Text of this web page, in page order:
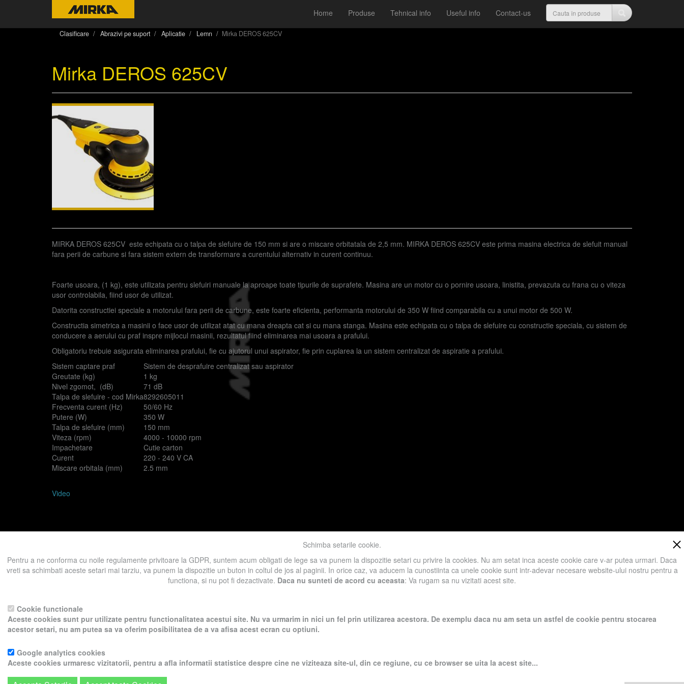
Home Produse Tehnical info Useful info Contact-us
Clasificare Abrazivi pe suport Aplicatie Lemn Mirka DEROS 625CV
Mirka DEROS 625CV
MIRKA DEROS 625CV este echipata cu o talpa de slefuire de 150 mm si are o miscare orbitatala de 2,5 mm. MIRKA DEROS 625CV este prima masina electrica de slefuit manual
fara perii de carbune si fara sistem extern de transformare a curentului alternativ in curent continuu.
Foarte usoara, (1 kg), este utilizata pentru slefuiri manuale la aproape toate tipurile de suprafete. Masina are un motor cu o pornire usoara, linistita, prevazuta cu frana cu o viteza
usor controlabila, fiind usor de utilizat.
Datorita constructiei speciale a motorului fara perii de carbune, este foarte eficienta, performanta motorului de 350 W fiind comparabila cu a unui motor de 500 W.
Constructia simetrica a masinii o face usor de utilizat atat cu mana dreapta cat si cu mana stanga. Masina este echipata cu o talpa de slefuire cu constructie speciala, cu sistem de
conducere a aerului cu praf inspre mijlocul masinii, rezultatul fiind eliminarea mai usoara a prafului.
Obligatoriu trebuie asigurata eliminarea prafului, fie cu ajutorul unui aspirator, fie prin cuplarea la un sistem centralizat de aspiratie a prafului.
Sistem captare praf
Sistem de desprafuire centralizat sau aspirator
Greutate (kg)
1 kg
Nivel zgomot, (dB)
71 dB
Talpa de slefuire - cod Mirka8292605011
Frecventa curent (Hz)
50/60 Hz
Putere (W)
350 W
Talpa de slefuire (mm)
150 mm
Viteza (rpm)
4000 - 10000 rpm
Impachetare
Cutie carton
Curent
220 - 240 V CA
Miscare orbitala (mm)
2.5 mm
Video
Prezent in categoriile: Masini de slefuit manual profesionale Lemn Polish Metal Compozite
Textele si imaginile prezente pe acest site au fost furnizate de catre proprietarul de domeniu! Pentru orice probleme va rog sa ne contactati.
Schimba setarile cookie.
Pentru a ne conforma cu noile regulamente privitoare la GDPR, suntem acum obligati de lege sa va punem la dispozitie setari cu privire la cookies. Nu am setat inca aceste cookie care v-ar putea urmari. Daca
vreti sa schimbati aceste setari mai tarziu, va punem la dispozitie un buton in coltul de jos al paginii. In orice caz, va aducem la cunostiinta ca unele cookie sunt intr-adevar necesare website-ului nostru pentru a
functiona, si nu pot fi dezactivate. Daca nu sunteti de acord cu aceasta: Va rugam sa nu vizitati acest site.
Cookie functionale
Aceste cookies sunt pur utilizate pentru functionalitatea acestui site. Nu va urmarim in nici un fel prin utilizarea acestora. De exemplu daca nu am seta un astfel de cookie pentru stocarea
acestor setari, nu am putea sa va oferim posibilitatea de a va afisa acest ecran cu optiuni.
Google analytics cookies
Aceste cookies urmaresc vizitatorii, pentru a afla informatii statistice despre cine ne viziteaza site-ul, din ce regiune, cu ce browser se uita la acest site...